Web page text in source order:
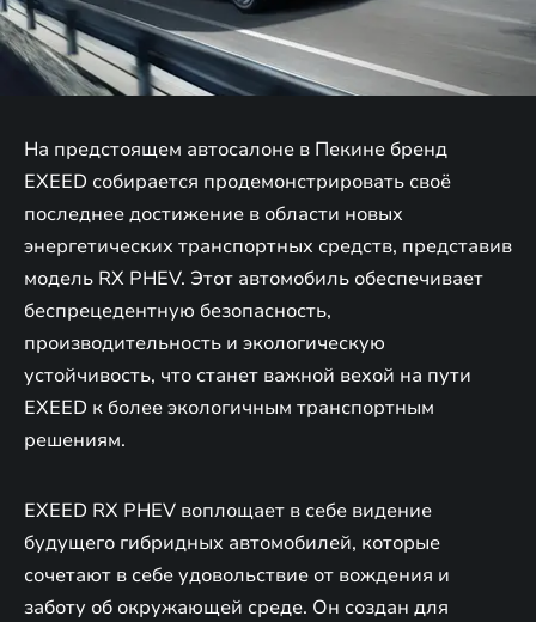
На предстоящем автосалоне в Пекине бренд
EXEED собирается продемонстрировать своё
последнее достижение в области новых
энергетических транспортных средств, представив
модель RX PHEV. Этот автомобиль обеспечивает
беспрецедентную безопасность,
производительность и экологическую
устойчивость, что станет важной вехой на пути
EXEED к более экологичным транспортным
решениям.
EXEED RX PHEV воплощает в себе видение
будущего гибридных автомобилей, которые
сочетают в себе удовольствие от вождения и
заботу об окружающей среде. Он создан для